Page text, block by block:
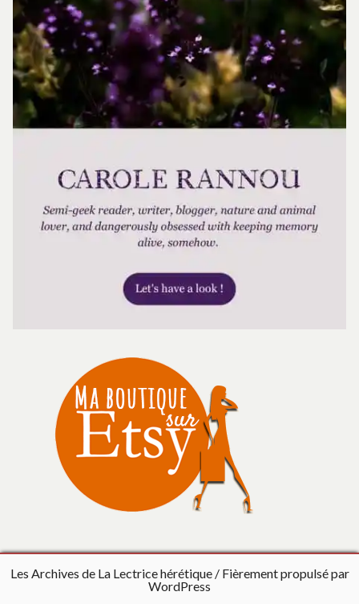
Les Archives de La Lectrice hérétique
Fièrement propulsé par
WordPress